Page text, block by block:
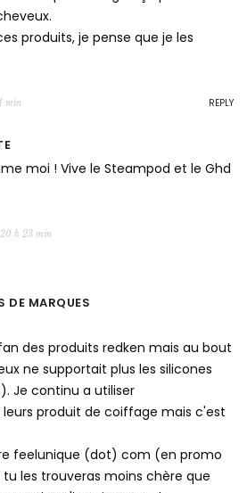
produits, je pense que je les
min REPLY
moi ! Vive le Steampod et le Ghd
h 23 min
DE MARQUES
des produits redken mais au bout
ne supportait plus les silicones
Je continu a utiliser
produit de coiffage mais c'est
feelunique (dot) com (en promo
les trouveras moins chère que